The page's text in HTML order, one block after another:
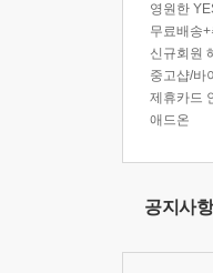
영원한
무료배송
신규회원
중고샵/바
제휴카드
애드온
공지사항